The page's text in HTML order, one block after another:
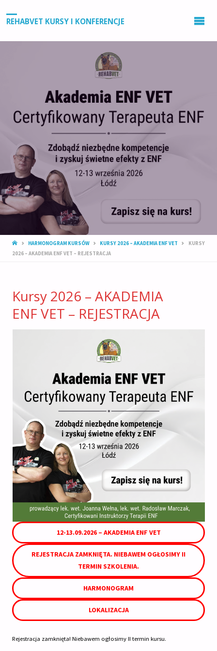
REHABVET KURSY I KONFERENCJE
STRONA
GŁÓWNA
HARMONOGRAM KURSÓW KURSY 2026 – AKADEMIA ENF VET
KURSY
2026 – AKADEMIA ENF VET – REJESTRACJA
Kursy 2026 – AKADEMIA
ENF VET – REJESTRACJA
12-13.09.2026 – AKADEMIA ENF VET
REJESTRACJA ZAMKNIĘTA. NIEBAWEM OGŁOSIMY II
TERMIN SZKOLENIA.
HARMONOGRAM
LOKALIZACJA
Rejestracja zamknięta! Niebawem ogłosimy II termin kursu.